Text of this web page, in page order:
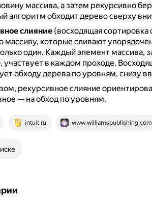
массива, а затем рекурсивно
алгоритм обходит дерево сверху
слияние(восходящая
массиву, которые сливают
один. Каждый элемент массива,
участвует в каждом проходе.
обходу дерева по уровням, снизу
рекурсивное слияние
— на обход по уровням.
intuit.ru www.williamspublishing.com